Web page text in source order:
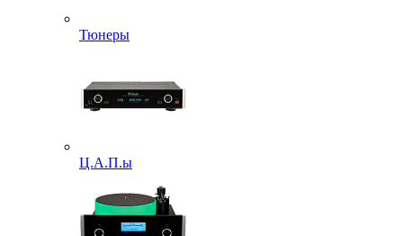
Тюнеры
Ц.А.П.ы